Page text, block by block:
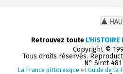
Retrouvez toute L'HISTOIRE
Copyright ©
Tous droits réservés.
N° Siret 481
La France pittoresque et Guide de la